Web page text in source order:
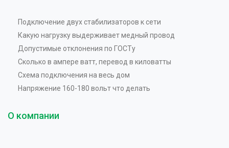
Подключение двух стабилизаторов к сети
Какую нагрузку выдерживает медный провод
Допустимые отклонения по ГОСТу
Сколько в ампере ватт, перевод в киловатты
Схема подключения на весь дом
Напряжение 160-180 вольт что делать
О компании